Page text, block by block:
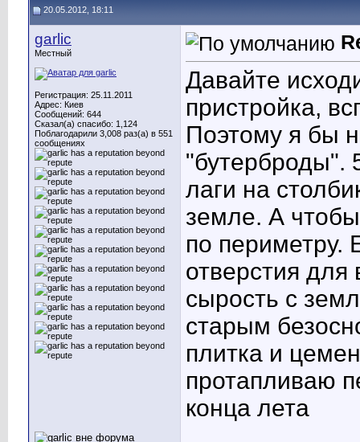
20.05.2012, 18:11
garlic
Местный
Регистрация: 25.11.2011
Адрес: Киев
Сообщений: 644
Сказал(а) спасибо: 1,124
Поблагодарили 3,008 раз(а) в 551
сообщениях
Давайте
пристройка,
Поэтому я бы
"бутерброды".
лаги на
земле. А
по периметру.
отверстия
сырость с
старым
плитка и
протапливаю
конца лета